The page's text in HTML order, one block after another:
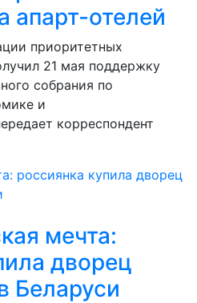
апарт-отелей
приоритетных
21 мая поддержку
собрания по
и
корреспондент
мечта:
дворец
Беларуси